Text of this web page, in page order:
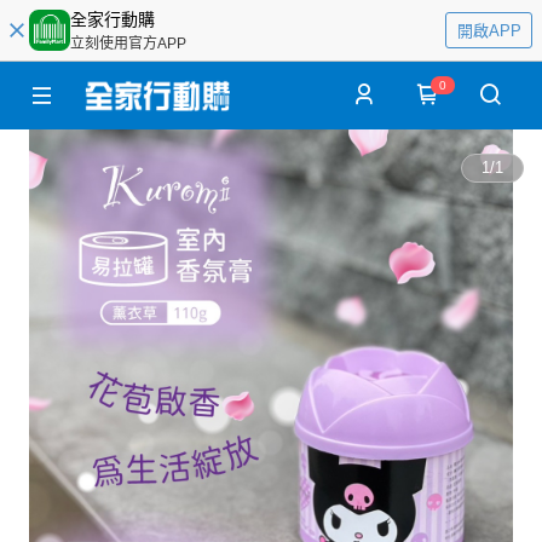
全家行動購
立刻使用官方APP
開啟APP
0
1/1